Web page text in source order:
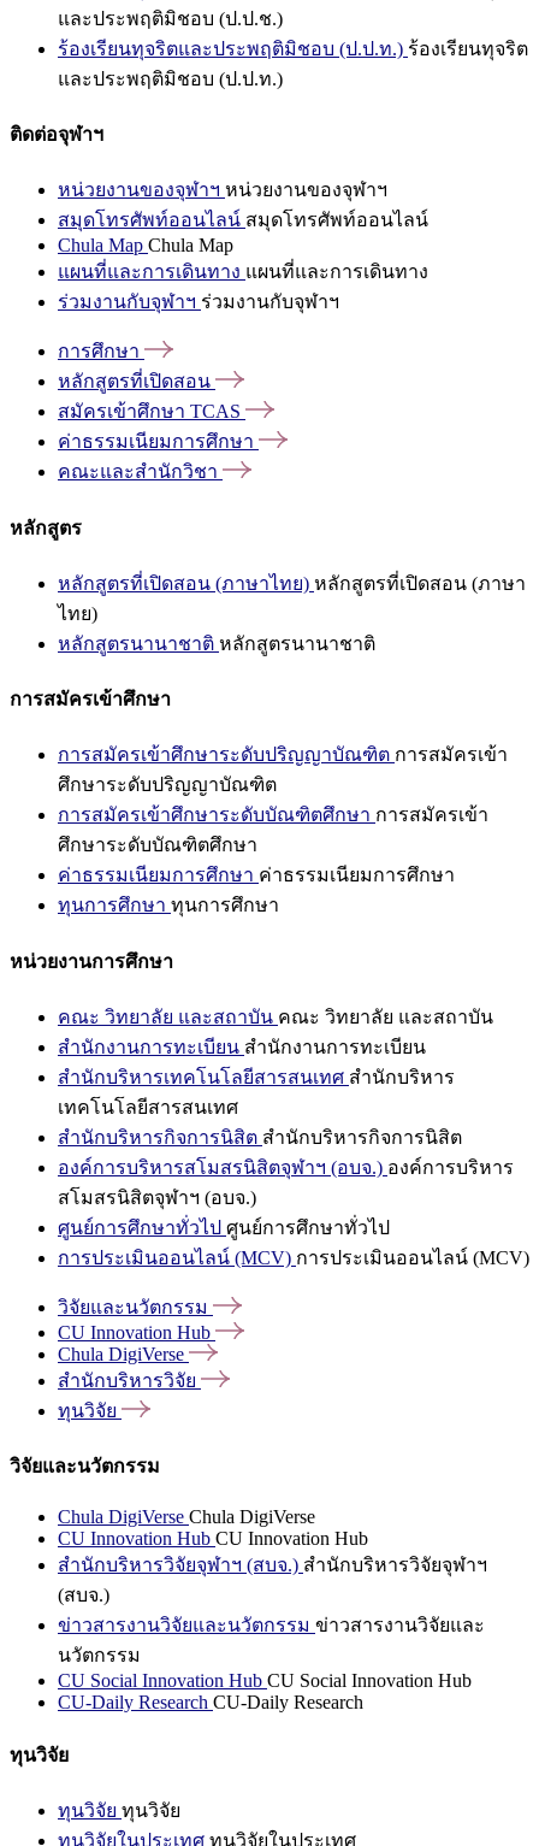
และประพฤติมิชอบ (ป.ป.ช.)
ร้องเรียนทุจริตและประพฤติมิชอบ (ป.ป.ท.) ร้องเรียนทุจริต
และประพฤติมิชอบ (ป.ป.ท.)
ติดต่อจุฬาฯ
หน่วยงานของจุฬาฯ หน่วยงานของจุฬาฯ
สมุดโทรศัพท์ออนไลน์ สมุดโทรศัพท์ออนไลน์
Chula Map Chula Map
แผนที่และการเดินทาง แผนที่และการเดินทาง
ร่วมงานกับจุฬาฯ ร่วมงานกับจุฬาฯ
การศึกษา
หลักสูตรที่เปิดสอน
สมัครเข้าศึกษา TCAS
ค่าธรรมเนียมการศึกษา
คณะและสำนักวิชา
หลักสูตร
หลักสูตรที่เปิดสอน (ภาษาไทย) หลักสูตรที่เปิดสอน (ภาษา
ไทย)
หลักสูตรนานาชาติ หลักสูตรนานาชาติ
การสมัครเข้าศึกษา
การสมัครเข้าศึกษาระดับปริญญาบัณฑิต การสมัครเข้า
ศึกษาระดับปริญญาบัณฑิต
การสมัครเข้าศึกษาระดับบัณฑิตศึกษา การสมัครเข้า
ศึกษาระดับบัณฑิตศึกษา
ค่าธรรมเนียมการศึกษา ค่าธรรมเนียมการศึกษา
ทุนการศึกษา ทุนการศึกษา
หน่วยงานการศึกษา
คณะ วิทยาลัย และสถาบัน คณะ วิทยาลัย และสถาบัน
สำนักงานการทะเบียน สำนักงานการทะเบียน
สำนักบริหารเทคโนโลยีสารสนเทศ สำนักบริหาร
เทคโนโลยีสารสนเทศ
สำนักบริหารกิจการนิสิต สำนักบริหารกิจการนิสิต
องค์การบริหารสโมสรนิสิตจุฬาฯ (อบจ.) องค์การบริหาร
สโมสรนิสิตจุฬาฯ (อบจ.)
ศูนย์การศึกษาทั่วไป ศูนย์การศึกษาทั่วไป
การประเมินออนไลน์ (MCV) การประเมินออนไลน์ (MCV)
วิจัยและนวัตกรรม
CU Innovation Hub
Chula DigiVerse
สำนักบริหารวิจัย
ทุนวิจัย
วิจัยและนวัตกรรม
Chula DigiVerse Chula DigiVerse
CU Innovation Hub CU Innovation Hub
สำนักบริหารวิจัยจุฬาฯ (สบจ.) สำนักบริหารวิจัยจุฬาฯ
(สบจ.)
ข่าวสารงานวิจัยและนวัตกรรม ข่าวสารงานวิจัยและ
นวัตกรรม
CU Social Innovation Hub CU Social Innovation Hub
CU-Daily Research CU-Daily Research
ทุนวิจัย
ทุนวิจัย ทุนวิจัย
ทุนวิจัยในประเทศ ทุนวิจัยในประเทศ